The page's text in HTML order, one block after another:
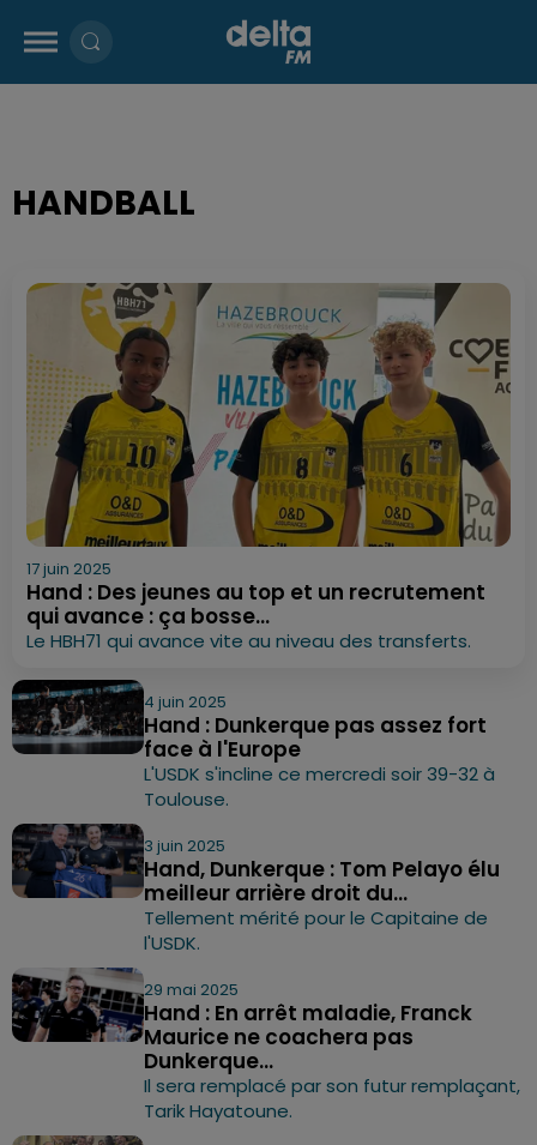
HANDBALL
17 juin 2025
Hand : Des jeunes au top et un recrutement
qui avance : ça bosse...
Le HBH71 qui avance vite au niveau des transferts.
4 juin 2025
Hand : Dunkerque pas assez fort
face à l'Europe
L'USDK s'incline ce mercredi soir 39-32 à
Toulouse.
3 juin 2025
Hand, Dunkerque : Tom Pelayo élu
meilleur arrière droit du...
Tellement mérité pour le Capitaine de
l'USDK.
29 mai 2025
Hand : En arrêt maladie, Franck
Maurice ne coachera pas
Dunkerque...
Il sera remplacé par son futur remplaçant,
Tarik Hayatoune.